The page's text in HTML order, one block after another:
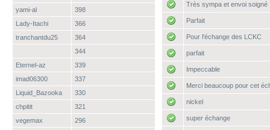
yami-al
398
Lady-Itachi
366
tranchantdu25
364
344
Eternel-az
339
imad06300
337
Liquid_Bazooka
330
chpitit
321
vegemax
296
Très sympa et envoi soigné
Parfait
Pour l'échange des LCKC
parfait
Impeccable
Merci beaucoup pour cet
nickel
super échange